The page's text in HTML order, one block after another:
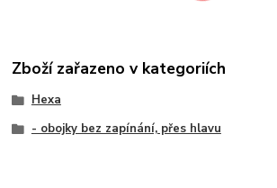
Zboží zařazeno v kategoriích
Hexa
- obojky bez zapínání, přes hlavu